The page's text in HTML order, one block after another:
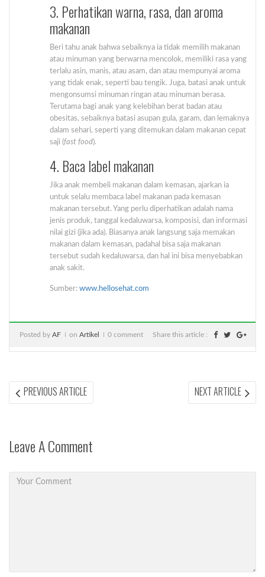
3. Perhatikan warna, rasa, dan aroma
makanan
Beri tahu anak bahwa sebaiknya ia tidak memilih makanan
atau minuman yang berwarna mencolok, memiliki rasa yang
terlalu asin, manis, atau asam, dan atau mempunyai aroma
yang tidak enak, seperti bau tengik. Juga, batasi anak untuk
mengonsumsi minuman ringan atau minuman berasa.
Terutama bagi anak yang kelebihan berat badan atau
obesitas, sebaiknya batasi asupan gula, garam, dan lemaknya
dalam sehari, seperti yang ditemukan dalam makanan cepat
saji (fast food).
4. Baca label makanan
Jika anak membeli makanan dalam kemasan, ajarkan ia
untuk selalu membaca label makanan pada kemasan
makanan tersebut. Yang perlu diperhatikan adalah nama
jenis produk, tanggal kedaluwarsa, komposisi, dan informasi
nilai gizi (jika ada). Biasanya anak langsung saja memakan
makanan dalam kemasan, padahal bisa saja makanan
tersebut sudah kedaluwarsa, dan hal ini bisa menyebabkan
anak sakit.
Sumber: www.hellosehat.com
Posted by AF on Artikel 0 comment Share this article :
Post
PREVIOUS ARTICLEPREVIOUS
ARTICLE:
NEXT ARTICLE
Leave A Comment